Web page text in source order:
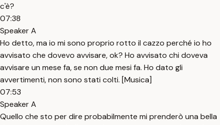
c'è?
07:38
Speaker A
Ho detto, ma io mi sono proprio rotto il cazzo perché io ho
avvisato che dovevo avvisare, ok? Ho avvisato chi doveva
avvisare un mese fa, se non due mesi fa. Ho dato gli
avvertimenti, non sono stati colti. [Musica]
07:53
Speaker A
Quello che sto per dire probabilmente mi prenderò una bella